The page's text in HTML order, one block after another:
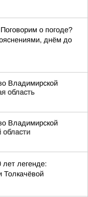
о погоде?
днём до
Владимирской
область
Владимирской
легенде:
Толкачёвой